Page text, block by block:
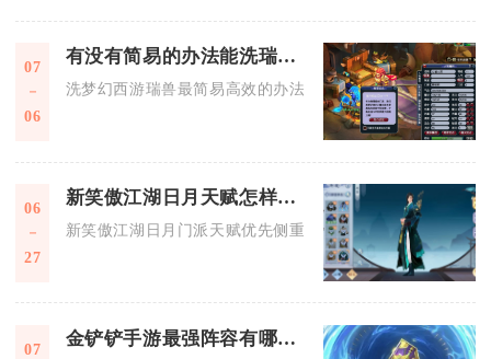
07
06
有没有简易的办法能洗瑞兽梦幻西游
洗梦幻西游瑞兽最简易高效的办法是提前囤积免费金柳露、
06
27
新笑傲江湖日月天赋怎样培养
新笑傲江湖日月门派天赋优先侧重输出爆发与生存续航双向
07 金铲铲手游最强阵容有哪些注意事项